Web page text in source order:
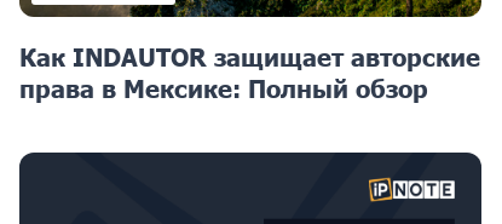
Как INDAUTOR защищает авторские
права в Мексике: Полный обзор